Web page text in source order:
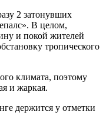
2 затонувших
В целом,
и покой жителей
тропического
климата, поэтому
и жаркая.
держится у отметки